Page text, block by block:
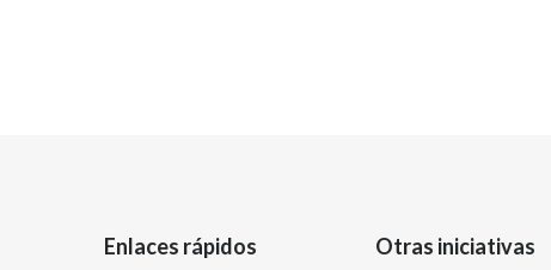
Enlaces rápidos Otras iniciativas